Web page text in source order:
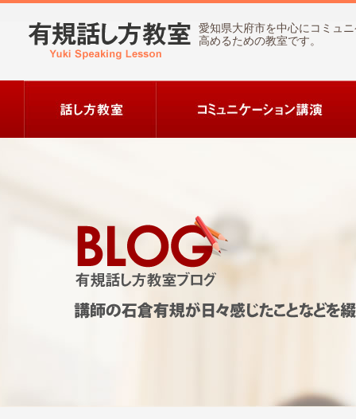
愛知県大府市を中心にコミュ
高めるための教室です。